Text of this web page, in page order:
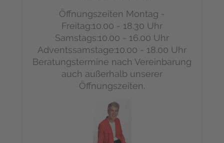
Öffnungszeiten Montag -
Freitag:10.00 - 18.30 Uhr
Samstags:10.00 - 16.00 Uhr
Adventssamstage:10.00 - 18.00 Uhr
Beratungstermine nach Vereinbarung
auch außerhalb unserer
Öffnungszeiten.